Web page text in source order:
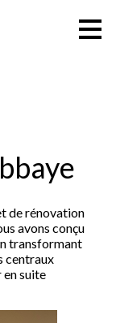
de rénovation
avons conçu
transformant
centraux
suite